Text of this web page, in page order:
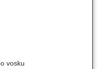
vosku